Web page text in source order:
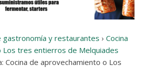
gastronomía y restaurantes › Cocina
Los tres entierros de Melquiades
Cocina de aprovechamiento o Los